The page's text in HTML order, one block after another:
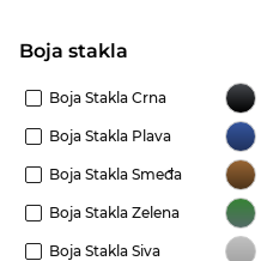
Boja stakla
Boja Stakla Crna
Boja Stakla Plava
Boja Stakla Smeđa
Boja Stakla Zelena
Boja Stakla Siva